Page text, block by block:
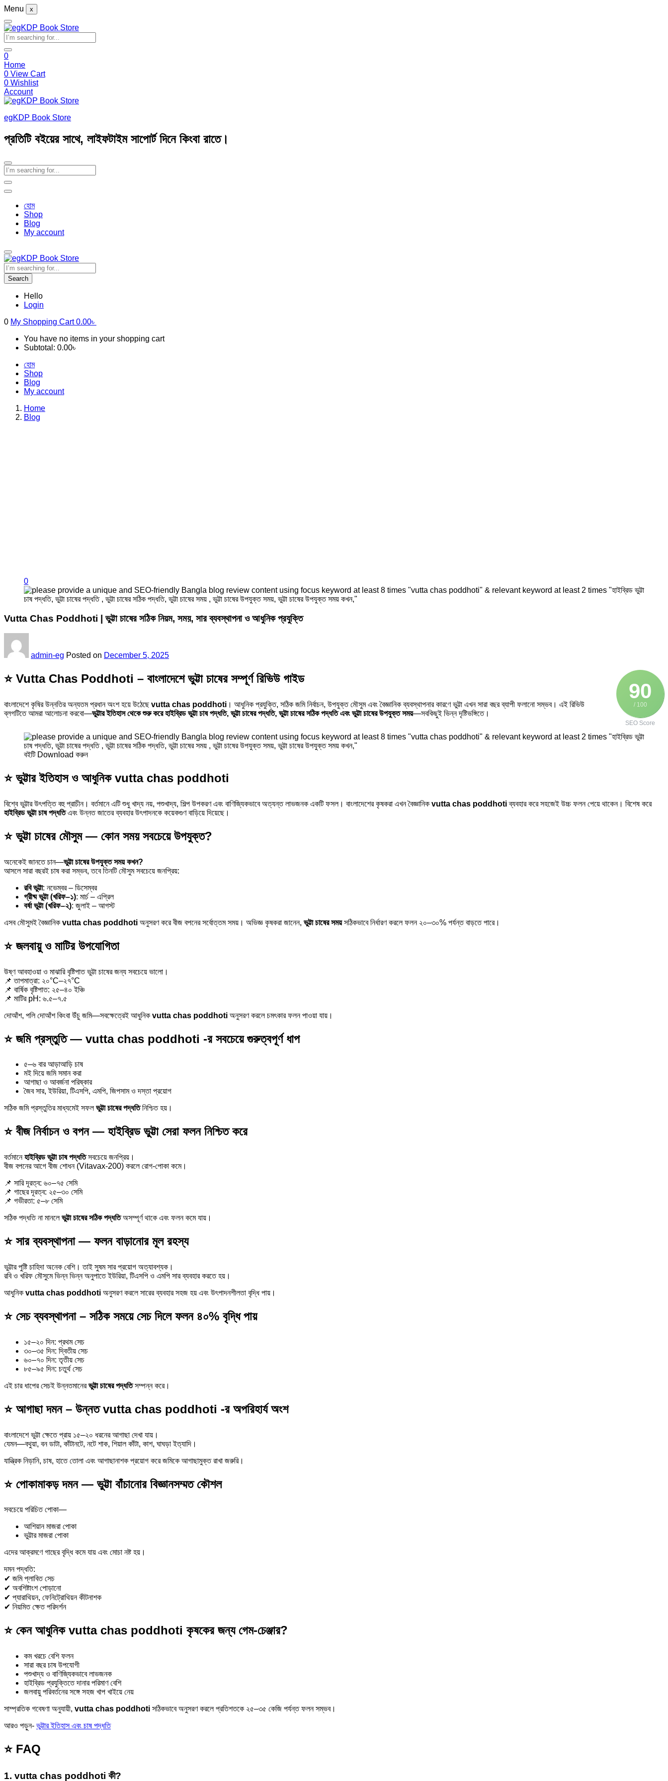
Menu x
0
Home
0 View Cart
0 Wishlist
Account
egKDP Book Store
প্রতিটি বইয়ের সাথে, লাইফটাইম সাপোর্ট দিনে কিংবা রাতে।
হোম
Shop
Blog
My account
Search
Hello
Login
0 My Shopping Cart0.00৳
You have no items in your shopping cart
Subtotal: 0.00৳
হোম
Shop
Blog
My account
Home
Blog
0
Vutta Chas Poddhoti | ভুট্টা চাষের সঠিক নিয়ম, সময়, সার ব্যবস্থাপনা ও আধুনিক প্রযুক্তি
admin-eg Posted on December 5, 2025
90
/ 100
SEO Score
⭐ Vutta Chas Poddhoti – বাংলাদেশে ভুট্টা চাষের সম্পূর্ণ রিভিউ গাইড
বাংলাদেশে কৃষির উন্নতির অন্যতম প্রধান অংশ হয়ে উঠেছেvutta chas poddhoti । আধুনিক প্রযুক্তি, সঠিক জমি নির্বাচন, উপযুক্ত মৌসুম এবং বৈজ্ঞানিক ব্যবস্থাপনার কারণে ভুট্টা এখন সারা বছর ব্যাপী ফলানো সম্ভব। এই রিভিউ
ব্লগটিতে আমরা আলোচনা করবো—ভুট্টার ইতিহাস থেকে শুরু করে হাইব্রিড ভুট্টা চাষ পদ্ধতি, ভুট্টা চাষের পদ্ধতি, ভুট্টা চাষের সঠিক পদ্ধতি এবং ভুট্টা চাষের উপযুক্ত সময়—সবকিছুই ভিন্ন দৃষ্টিভঙ্গিতে।
বইটি Download করুন
⭐ ভুট্টার ইতিহাস ও আধুনিক vutta chas poddhoti
বিশ্বে ভুট্টার উৎপত্তি বহু প্রাচীন। বর্তমানে এটি শুধু খাদ্য নয়, পশুখাদ্য, শিল্প উপকরণ এবং বাণিজ্যিকভাবে অত্যন্ত লাভজনক একটি ফসল। বাংলাদেশের কৃষকরা এখন বৈজ্ঞানিক vutta chas poddhotiব্যবহার করে সহজেই উচ্চ ফলন পেয়ে থাকেন। বিশেষ করে
হাইব্রিড ভুট্টা চাষ পদ্ধতিএবং উন্নত জাতের ব্যবহার উৎপাদনকে কয়েকগুণ বাড়িয়ে দিয়েছে।
⭐ ভুট্টা চাষের মৌসুম — কোন সময় সবচেয়ে উপযুক্ত?
অনেকেই জানতে চান—ভুট্টা চাষের উপযুক্ত সময় কখন?
আসলে সারা বছরই চাষ করা সম্ভব, তবে তিনটি মৌসুম সবচেয়ে জনপ্রিয়:
রবি ভুট্টা: নভেম্বর – ডিসেম্বর
গ্রীষ্ম ভুট্টা (খরিফ–১): মার্চ – এপ্রিল
বর্ষা ভুট্টা (খরিফ–২): জুলাই – আগস্ট
এসব মৌসুমই বৈজ্ঞানিক vutta chas poddhoti অনুসরণ করে বীজ বপনের সর্বোত্তম সময়। অভিজ্ঞ কৃষকরা জানেন, ভুট্টা চাষের সময়সঠিকভাবে নির্ধারণ করলে ফলন ২০–৩০% পর্যন্ত বাড়তে পারে।
⭐ জলবায়ু ও মাটির উপযোগিতা
উষ্ণ আবহাওয়া ও মাঝারি বৃষ্টিপাত ভুট্টা চাষের জন্য সবচেয়ে ভালো।
📌 তাপমাত্রা: ২০°C–২৭°C
📌 বার্ষিক বৃষ্টিপাত: ২৫–৪০ ইঞ্চি
📌 মাটির pH: ৬.৫–৭.৫
দোআঁশ, পলি দোআঁশ কিংবা উঁচু জমি—সবক্ষেত্রেই আধুনিক vutta chas poddhoti অনুসরণ করলে চমৎকার ফলন পাওয়া যায়।
⭐ জমি প্রস্তুতি — vutta chas poddhoti -র সবচেয়ে গুরুত্বপূর্ণ ধাপ
৫–৬ বার আড়াআড়ি চাষ
মই দিয়ে জমি সমান করা
আগাছা ও আবর্জনা পরিষ্কার
জৈব সার, ইউরিয়া, টিএসপি, এমপি, জিপসাম ও দস্তা প্রয়োগ
সঠিক জমি প্রস্তুতির মাধ্যমেই সফলভুট্টা চাষের পদ্ধতিনিশ্চিত হয়।
⭐ বীজ নির্বাচন ও বপন — হাইব্রিড ভুট্টা সেরা ফলন নিশ্চিত করে
বর্তমানেহাইব্রিড ভুট্টা চাষ পদ্ধতিসবচেয়ে জনপ্রিয়।
বীজ বপনের আগে বীজ শোধন (Vitavax-200) করলে রোগ-পোকা কমে।
📌 সারি দূরত্ব: ৬০–৭৫ সেমি
📌 গাছের দূরত্ব: ২৫–৩০ সেমি
📌 গভীরতা: ৫–৮ সেমি
সঠিক পদ্ধতি না মানলেভুট্টা চাষের সঠিক পদ্ধতিঅসম্পূর্ণ থাকে এবং ফলন কমে যায়।
⭐ সার ব্যবস্থাপনা — ফলন বাড়ানোর মূল রহস্য
ভুট্টার পুষ্টি চাহিদা অনেক বেশি। তাই সুষম সার প্রয়োগ অত্যাবশ্যক।
রবি ও খরিফ মৌসুমে ভিন্ন ভিন্ন অনুপাতে ইউরিয়া, টিএসপি ও এমপি সার ব্যবহার করতে হয়।
আধুনিক vutta chas poddhoti অনুসরণ করলে সারের ব্যবহার সহজ হয় এবং উৎপাদনশীলতা বৃদ্ধি পায়।
⭐ সেচ ব্যবস্থাপনা – সঠিক সময়ে সেচ দিলে ফলন ৪০% বৃদ্ধি পায়
১৫–২০ দিন: প্রথম সেচ
৩০–৩৫ দিন: দ্বিতীয় সেচ
৬০–৭০ দিন: তৃতীয় সেচ
৮৫–৯৫ দিন: চতুর্থ সেচ
এই চার ধাপের সেচই উন্নতমানেরভুট্টা চাষের পদ্ধতিসম্পন্ন করে।
⭐ আগাছা দমন – উন্নত vutta chas poddhoti -র অপরিহার্য অংশ
বাংলাদেশে ভুট্টা ক্ষেতে প্রায় ১৫–২০ ধরনের আগাছা দেখা যায়।
যেমন—বথুয়া, বন ডাটা, কাঁটানটে, নটে শাক, শিয়াল কাঁটা, কাশ, ঘাঘড়া ইত্যাদি।
যান্ত্রিক নিড়ানি, চাষ, হাতে তোলা এবং আগাছানাশক প্রয়োগ করে জমিকে আগাছামুক্ত রাখা জরুরি।
⭐ পোকামাকড় দমন — ভুট্টা বাঁচানোর বিজ্ঞানসম্মত কৌশল
সবচেয়ে পরিচিত পোকা—
আশিয়ান মাজরা পোকা
ভুট্টার মাজরা পোকা
এদের আক্রমণে গাছের বৃদ্ধি কমে যায় এবং মোচা নষ্ট হয়।
দমন পদ্ধতি:
✔ জমি প্লাবিত সেচ
✔ অবশিষ্টাংশ পোড়ানো
✔ প্যারাথিয়ন, ফেনিট্রোথিয়ন কীটনাশক
✔ নিয়মিত ক্ষেত পরিদর্শন
⭐ কেন আধুনিক vutta chas poddhoti কৃষকের জন্য গেম-চেঞ্জার?
কম খরচে বেশি ফলন
সারা বছর চাষ উপযোগী
পশুখাদ্য ও বাণিজ্যিকভাবে লাভজনক
হাইব্রিড প্রযুক্তিতে দানার পরিমাণ বেশি
জলবায়ু পরিবর্তনের সঙ্গে সহজ খাপ খাইয়ে নেয়
সাম্প্রতিক গবেষণা অনুযায়ী, vutta chas poddhoti সঠিকভাবে অনুসরণ করলে প্রতিশতকে ২৫–৩৫ কেজি পর্যন্ত ফলন সম্ভব।
আরও পড়ুন- ভুট্টার ইতিহাস এবং চাষ পদ্ধতি
⭐ FAQ
1. vutta chas poddhoti কী?